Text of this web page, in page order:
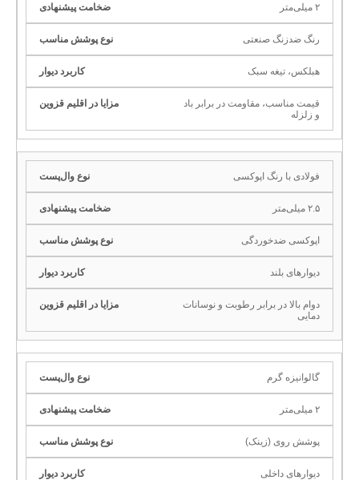
۲ میلی‌متر
رنگ ضدزنگ صنعتی
هبلکس، تیغه سبک
قیمت مناسب، مقاومت در برابر باد
و زلزله
فولادی با رنگ اپوکسی
۲.۵ میلی‌متر
اپوکسی ضدخوردگی
دیوارهای بلند
دوام بالا در برابر رطوبت و نوسانات
دمایی
گالوانیزه گرم
۲ میلی‌متر
پوشش روی (زینک)
دیوارهای داخلی